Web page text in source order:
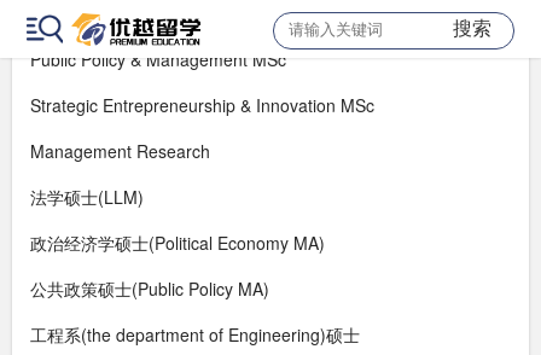
搜索
MedTech Innovation & Entrepreneurship MSc
Public Policy & Management MSc
Strategic Entrepreneurship & Innovation MSc
Management Research
法学硕士(LLM)
政治经济学硕士(Political Economy MA)
公共政策硕士(Public Policy MA)
工程系(the department of Engineering)硕士